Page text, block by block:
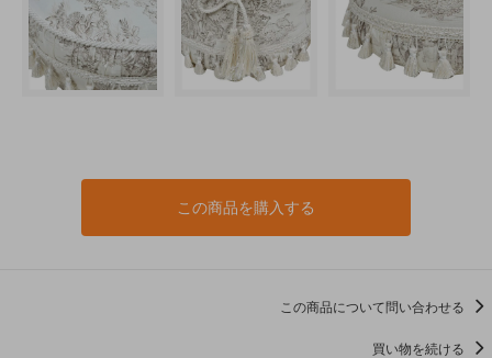
この商品を購入する
この商品について問い合わせる
買い物を続ける